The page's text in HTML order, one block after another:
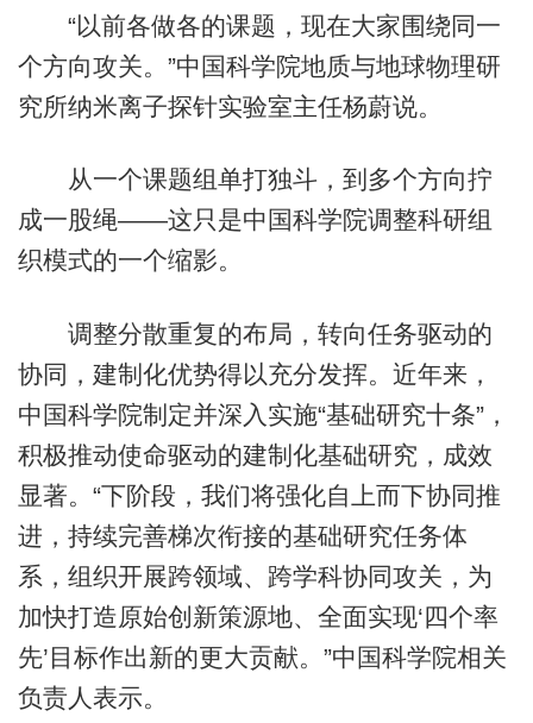
“以前各做各的课题，现在大家围绕同一
个方向攻关。”中国科学院地质与地球物理研
究所纳米离子探针实验室主任杨蔚说。
从一个课题组单打独斗，到多个方向拧
成一股绳——这只是中国科学院调整科研组
织模式的一个缩影。
调整分散重复的布局，转向任务驱动的
协同，建制化优势得以充分发挥。近年来，
中国科学院制定并深入实施“基础研究十条”，
积极推动使命驱动的建制化基础研究，成效
显著。“下阶段，我们将强化自上而下协同推
进，持续完善梯次衔接的基础研究任务体
系，组织开展跨领域、跨学科协同攻关，为
加快打造原始创新策源地、全面实现‘四个率
先’目标作出新的更大贡献。”中国科学院相关
负责人表示。